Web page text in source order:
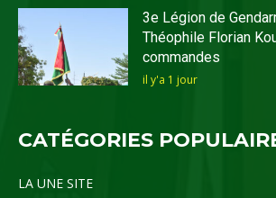
3e Légion de
Théophile Florian
commandes
il y'a 1 jour
CATÉGORIES
LA UNE SITE